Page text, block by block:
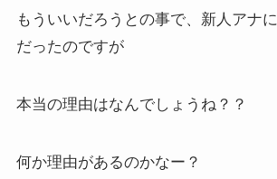
もういいだろうとの事で、新人アナ
だったのですが
本当の理由はなんでしょうね？？
何か理由があるのかなー？